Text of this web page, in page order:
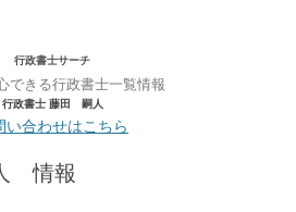
行政書士サーチ
できる行政書士一覧情報
行政書士 藤田 嗣人
い合わせはこちら
情報